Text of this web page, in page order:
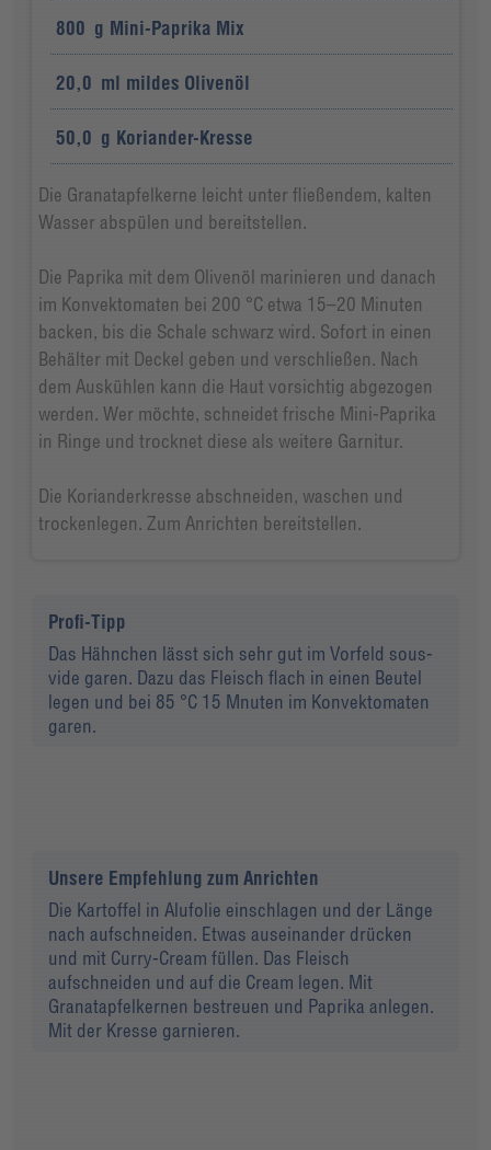
800 g Mini-Paprika Mix
20,0 ml mildes Olivenöl
50,0 g Koriander-Kresse
Die Granatapfelkerne leicht unter fließendem, kalten
Wasser abspülen und bereitstellen.
Die Paprika mit dem Olivenöl marinieren und danach
im Konvektomaten bei 200 °C etwa 15–20 Minuten
backen, bis die Schale schwarz wird. Sofort in einen
Behälter mit Deckel geben und verschließen. Nach
dem Auskühlen kann die Haut vorsichtig abgezogen
werden. Wer möchte, schneidet frische Mini-Paprika
in Ringe und trocknet diese als weitere Garnitur.
Die Korianderkresse abschneiden, waschen und
trockenlegen. Zum Anrichten bereitstellen.
Profi-Tipp
Das Hähnchen lässt sich sehr gut im Vorfeld sous-
vide garen. Dazu das Fleisch flach in einen Beutel
legen und bei 85 °C 15 Mnuten im Konvektomaten
garen.
Unsere Empfehlung zum Anrichten
Die Kartoffel in Alufolie einschlagen und der Länge
nach aufschneiden. Etwas auseinander drücken
und mit Curry-Cream füllen. Das Fleisch
aufschneiden und auf die Cream legen. Mit
Granatapfelkernen bestreuen und Paprika anlegen.
Mit der Kresse garnieren.